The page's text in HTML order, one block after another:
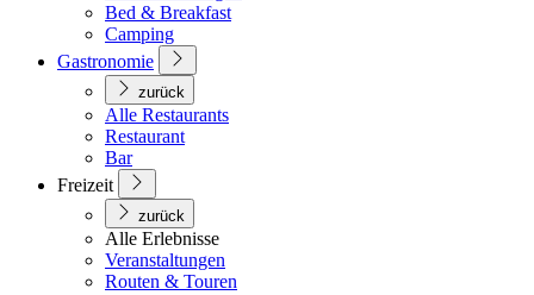
Bed & Breakfast
Camping
Gastronomie
zurück
Alle Restaurants
Restaurant
Bar
Freizeit
zurück
Alle Erlebnisse
Veranstaltungen
Routen & Touren